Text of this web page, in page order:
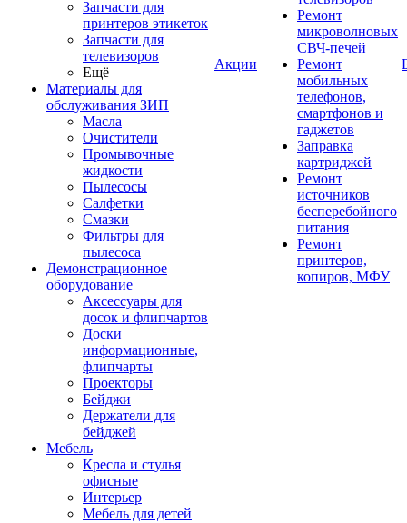
Запчасти для
принтеров этикеток
Запчасти для
телевизоров
Ещё
Материалы для
обслуживания ЗИП
Масла
Очистители
Промывочные
жидкости
Пылесосы
Салфетки
Смазки
Фильтры для
пылесоса
Демонстрационное
оборудование
Аксессуары для
досок и флипчартов
Доски
информационные,
флипчарты
Проекторы
Бейджи
Держатели для
бейджей
Мебель
Кресла и стулья
офисные
Интерьер
Мебель для детей
Акции
Ремонт
микроволновых
СВЧ-печей
Ремонт
мобильных
телефонов,
смартфонов и
гаджетов
Заправка
картриджей
Ремонт
источников
бесперебойного
питания
Ремонт
принтеров,
копиров, МФУ